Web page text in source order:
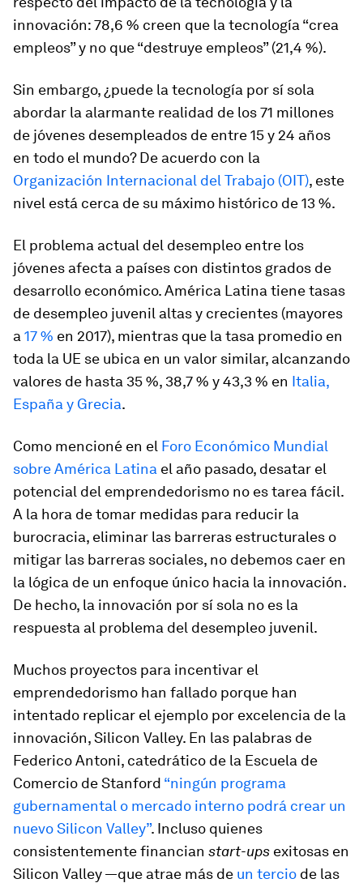
innovación: 78,6 % creen que la tecnología “crea
empleos” y no que “destruye empleos” (21,4 %).
Sin embargo, ¿puede la tecnología por sí sola
abordar la alarmante realidad de los 71 millones
de jóvenes desempleados de entre 15 y 24 años
en todo el mundo? De acuerdo con la
Organización Internacional del Trabajo (OIT), este
nivel está cerca de su máximo histórico de 13 %.
El problema actual del desempleo entre los
jóvenes afecta a países con distintos grados de
desarrollo económico. América Latina tiene tasas
de desempleo juvenil altas y crecientes (mayores
a 17 % en 2017), mientras que la tasa promedio en
toda la UE se ubica en un valor similar, alcanzando
valores de hasta 35 %, 38,7 % y 43,3 % en Italia,
España y Grecia.
Como mencioné en el Foro Económico Mundial
sobre América Latina el año pasado, desatar el
potencial del emprendedorismo no es tarea fácil.
A la hora de tomar medidas para reducir la
burocracia, eliminar las barreras estructurales o
mitigar las barreras sociales, no debemos caer en
la lógica de un enfoque único hacia la innovación.
De hecho, la innovación por sí sola no es la
respuesta al problema del desempleo juvenil.
Muchos proyectos para incentivar el
emprendedorismo han fallado porque han
intentado replicar el ejemplo por excelencia de la
innovación, Silicon Valley. En las palabras de
Federico Antoni, catedrático de la Escuela de
Comercio de Stanford “ningún programa
gubernamental o mercado interno podrá crear un
nuevo Silicon Valley”. Incluso quienes
consistentemente financian start-ups exitosas en
Silicon Valley —que atrae más de un tercio de las